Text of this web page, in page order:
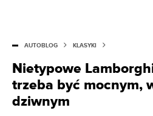
AUTOBLOG KLASYKI
Nietypowe
trzeba być mocnym,
dziwnym